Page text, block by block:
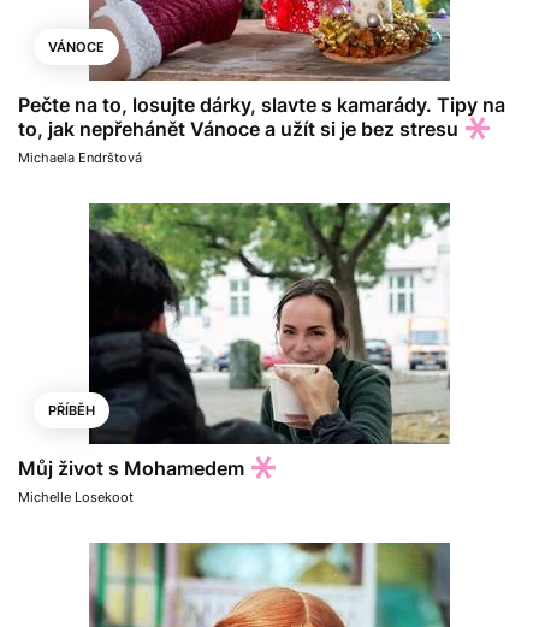
VÁNOCE
Pečte na to, losujte dárky, slavte s kamarády. Tipy na
to, jak nepřehánět Vánoce a užít si je bez stresu
Michaela Endrštová
PŘÍBĚH
Můj život s Mohamedem
Michelle Losekoot